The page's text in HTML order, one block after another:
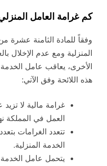
كم غرامة العامل
وفقاً للمادة الثامنة عشرة
المنزلية ومع عدم الإخلال
الأخرى، يعاقب عامل
هذه اللائحة وفق الآتي:
غرامة مالية لا
العمل في المملكة
تتعدد الغرامات
الخدمة المنزلية.
يتحمل عامل الخدمة